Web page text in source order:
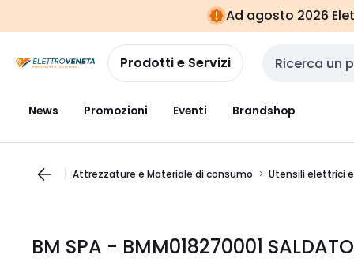
navigazionealla
pagina
Ad agosto 2026
Prodotti e Servizi Cerca input
News Promozioni Eventi Brandshop
Attrezzature e Materiale di consumo Utensili elettrici
BM SPA - BMM018270001